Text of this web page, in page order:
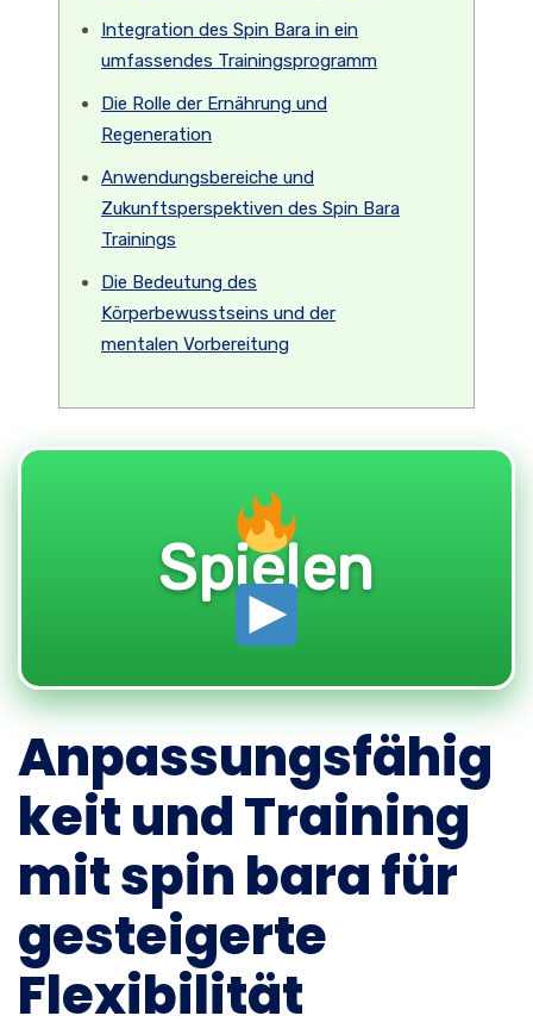
Integration des Spin Bara in ein
umfassendes Trainingsprogramm
Die Rolle der Ernährung und
Regeneration
Anwendungsbereiche und
Zukunftsperspektiven des Spin Bara
Trainings
Die Bedeutung des
Körperbewusstseins und der
mentalen Vorbereitung
Spielen
Anpassungsfähig
keit und Training
mit spin bara für
gesteigerte
Flexibilität